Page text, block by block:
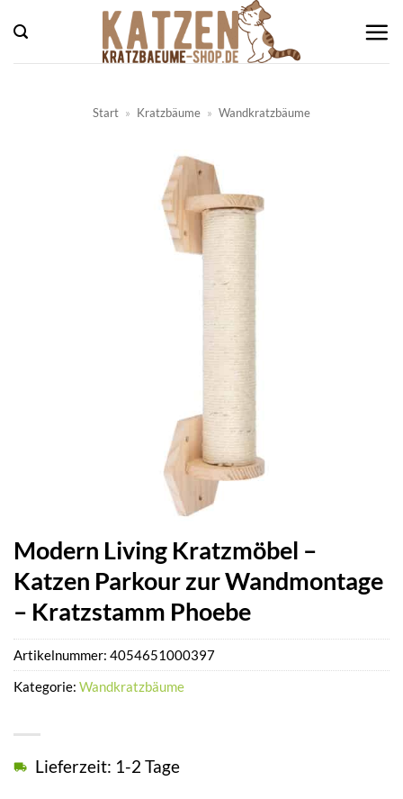
Inhalt
springen
Start » Kratzbäume » Wandkratzbäume
Modern Living Kratzmöbel –
Katzen Parkour zur Wandmontage
– Kratzstamm Phoebe
Lieferzeit: 1-2 Tage
Artikelnummer: 4054651000397
Kategorie: Wandkratzbäume